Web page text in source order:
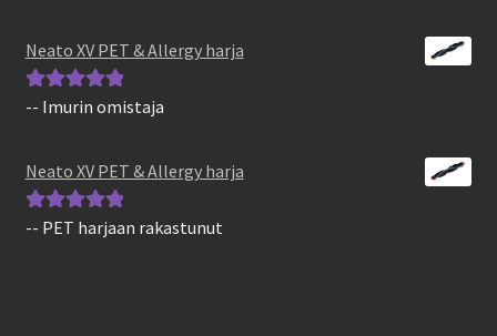
Neato XV PET & Allergy harja
Arvostelu
-- Imurin omistaja
Neato XV PET & Allergy harja
Arvostelu
-- PET harjaan rakastunut